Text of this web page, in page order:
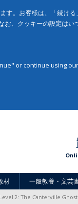
。お客様は、「続け
、クッキーの設定はい
or continue using
材 一般教養・文芸
2: The Canterville Ghost